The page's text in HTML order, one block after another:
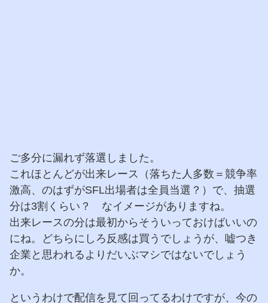
ご多分に漏れず落選しました。
これほとんどが出来レース（落ちた人多数＝競争率
激高、のはずがSFL出場者は全員当選？）で、抽選
分は3割くらい？ なイメージがありますね。
出来レースの分は最初からそういっておけばいいの
にね。どちらにしろ反感は買うでしょうが、嘘つき
企業と思われるよりだいぶマシではないでしょう
か。
というわけで配信を見て回ってるわけですが、今の